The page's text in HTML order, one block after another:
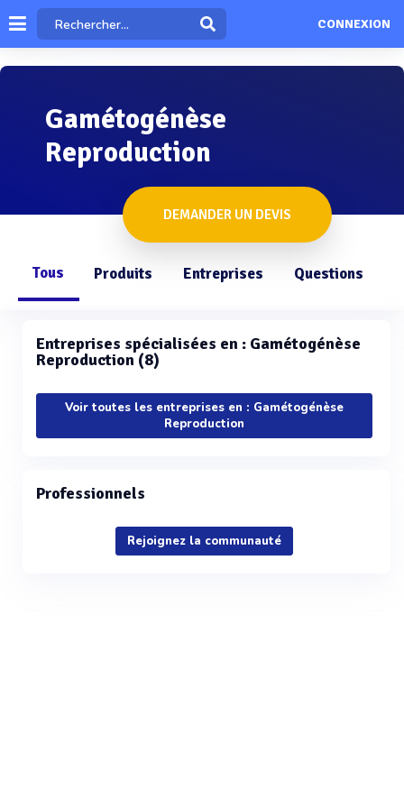
CONNEXION
Gamétogénèse
Reproduction
DEMANDER UN DEVIS
Tous Produits Entreprises Questions
Entreprises spécialisées en : Gamétogénèse
Reproduction (8)
Voir toutes les entreprises en : Gamétogénèse
Reproduction
Professionnels
Rejoignez la communauté